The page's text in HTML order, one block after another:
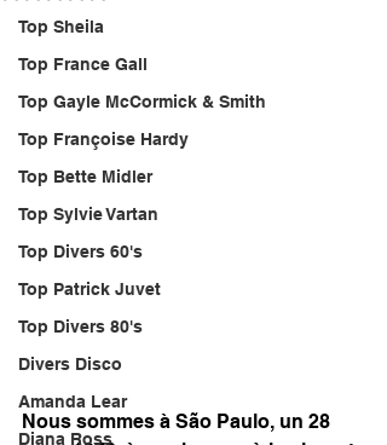
Top Sheila
Top France Gall
Top Gayle McCormick & Smith
Top Françoise Hardy
Top Bette Midler
Top Sylvie Vartan
Top Divers 60's
Top Patrick Juvet
Top Divers 80's
Divers Disco
Amanda Lear
Diana Ross
Nous sommes à São Paulo, un 28